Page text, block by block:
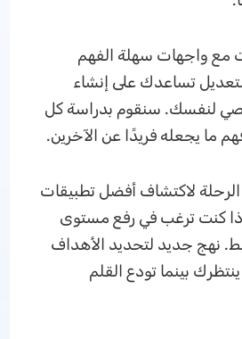
مع واجهات سهلة الفهم
تساعدك على إنشاء
لنفسك. سنقوم بدراسة كل
ما يجعله فريدًا عن الآخرين.
الرحلة لاكتشاف أفضل تطبيقات
كنت ترغب في رفع مستوى
نهج جديد لتحديد الأهداف
بينما تودع القلم